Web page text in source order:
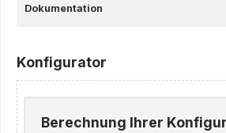
Dokumentation
Konfigurator
Berechnung Ihrer